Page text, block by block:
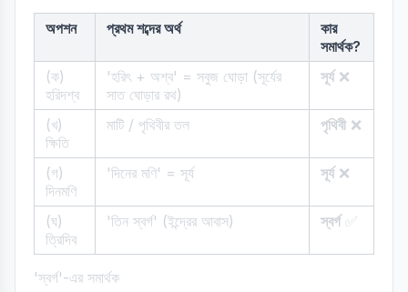
অপশন প্রথম শব্দের অর্থ
কার
সমার্থক?
(ক)
হরিদশ্ব
'হরিৎ + অশ্ব' = সবুজ ঘোড়া (সূর্যের
সাত ঘোড়ার রথ)
সূর্য❌
(খ)
ক্ষিতি
মাটি / পৃথিবীর তল পৃথিবী ❌
(গ)
দিনমণি
'দিনের মণি' = সূর্য সূর্য❌
(ঘ)
ত্রিদিব
'তিন স্বর্গ' (ইন্দ্রের আবাস) স্বর্গ✅
'স্বর্গ'-এর সমার্থক